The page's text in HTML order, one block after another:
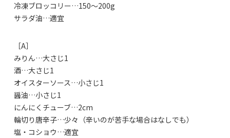
冷凍ブロッコリー…150～200g
サラダ油…適宜
［A］
みりん…大さじ1
酒…大さじ1
オイスターソース…小さじ1
醤油…小さじ1
にんにくチューブ…2cm
輪切り唐辛子…少々（辛いのが苦手な場合はなしでも）
塩・コショウ…適宜